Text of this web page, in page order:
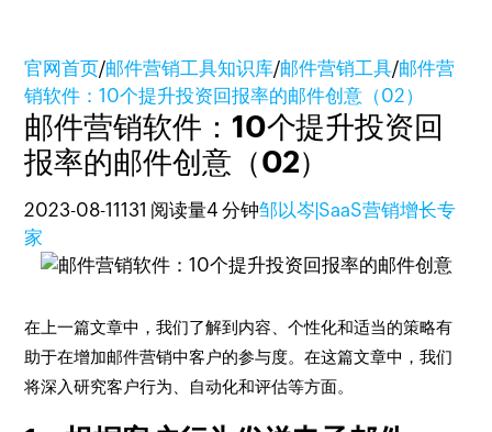
官网首页/邮件营销工具知识库/邮件营销工具/邮件营
销软件：10个提升投资回报率的邮件创意（02）
邮件营销软件：10个提升投资回
报率的邮件创意（02）
2023-08-11131 阅读量4 分钟邹以岑|SaaS营销增长专
家
在上一篇文章中，我们了解到内容、个性化和适当的策略有
助于在增加邮件营销中客户的参与度。在这篇文章中，我们
将深入研究客户行为、自动化和评估等方面。